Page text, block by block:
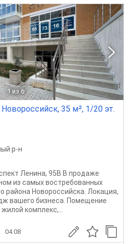
1 из 6
35 м², 1/20 эт.
р-н
Ленина, 95В В продаже
из самых востребованных
района Новороссийска. Локация,
вашего бизнеса. Помещение
комплекс,...
04.08